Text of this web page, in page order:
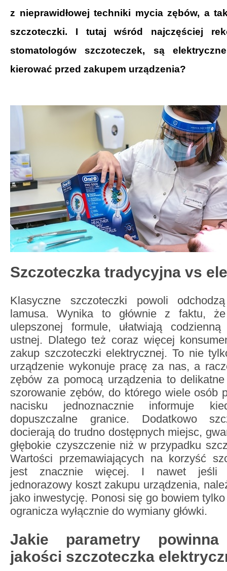
z nieprawidłowej techniki mycia zębów, a
szczoteczki. I tutaj wśród najczęściej
stomatologów szczoteczek, są
kierować przed zakupem urządzenia?
Szczoteczka tradycyjna vs
Klasyczne szczoteczki powoli
lamusa. Wynika to głównie z faktu,
ulepszonej formule, ułatwiają
ustnej. Dlatego też coraz więcej
zakup szczoteczki elektrycznej. To nie
urządzenie wykonuje pracę za nas, a
zębów za pomocą urządzenia to
szorowanie zębów, do którego wiele osób
nacisku jednoznacznie informuje
dopuszczalne granice. Dodatkowo
docierają do trudno dostępnych miejsc,
głębokie czyszczenie niż w przypadku
Wartości przemawiających na korzyść
jest znacznie więcej. I nawet jeśli
jednorazowy koszt zakupu urządzenia,
jako inwestycję. Ponosi się go bowiem
ogranicza wyłącznie do wymiany główki.
Jakie parametry
jakości szczoteczka